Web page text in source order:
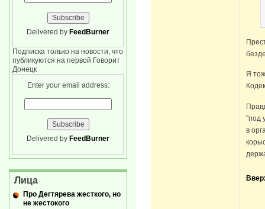
Я
"под
в
Delivered by FeedBurner
Подписка только на новости, что
публикуются на первой Говорит
Донецк
Enter your email address:
Delivered by FeedBurner
Лица
Про Дегтярева жесткого, но
не жестокого